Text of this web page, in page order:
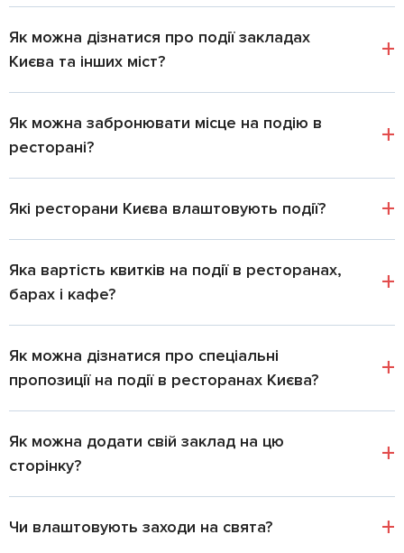
Як можна дізнатися про події закладах
Києва та інших міст?
Як можна забронювати місце на подію в
ресторані?
Які ресторани Києва влаштовують події?
Яка вартість квитків на події в ресторанах,
барах і кафе?
Як можна дізнатися про спеціальні
пропозиції на події в ресторанах Києва?
Як можна додати свій заклад на цю
сторінку?
Чи влаштовують заходи на свята?